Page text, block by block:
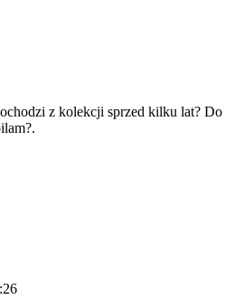
z kolekcji sprzed kilku lat? Do